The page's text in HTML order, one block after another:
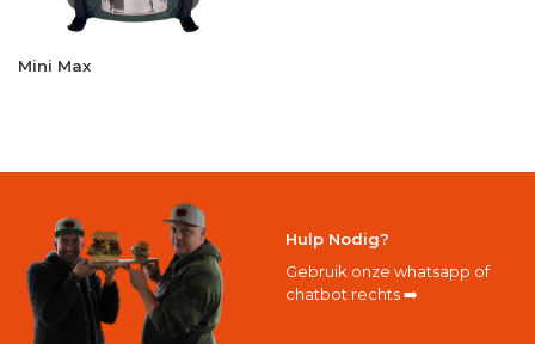
Mini Max
Hulp Nodig?
Gebruik onze whatsapp of
chatbot rechts ➡️